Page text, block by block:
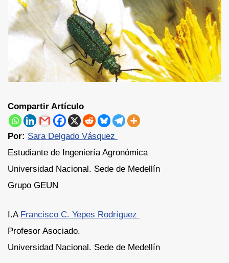
Compartir Artículo
Por: Sara Delgado Vásquez
Estudiante de Ingeniería Agronómica
Universidad Nacional. Sede de Medellín
Grupo GEUN
I.A Francisco C. Yepes Rodríguez
Profesor Asociado.
Universidad Nacional. Sede de Medellín